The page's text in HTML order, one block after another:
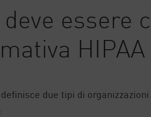
A-Z
essere
definisce due tipi di